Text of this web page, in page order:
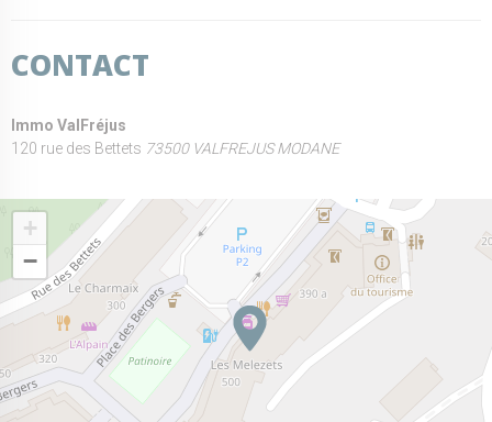
CONTACT
Immo ValFréjus
120 rue des Bettets 73500 VALFREJUS MODANE
+
−